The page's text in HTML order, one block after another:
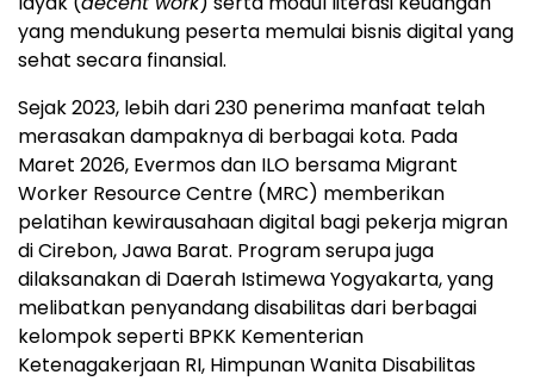
yang mendukung peserta memulai bisnis digital yang
sehat secara finansial.
Sejak 2023, lebih dari 230 penerima manfaat telah
merasakan dampaknya di berbagai kota. Pada
Maret 2026, Evermos dan ILO bersama Migrant
Worker Resource Centre (MRC) memberikan
pelatihan kewirausahaan digital bagi pekerja migran
di Cirebon, Jawa Barat. Program serupa juga
dilaksanakan di Daerah Istimewa Yogyakarta, yang
melibatkan penyandang disabilitas dari berbagai
kelompok seperti BPKK Kementerian
Ketenagakerjaan RI, Himpunan Wanita Disabilitas